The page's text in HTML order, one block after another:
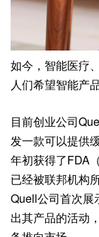
如今，智能医疗
人们希望智能产
目前创业公司
发一款可以提供
年初获得了FDA
已经被联邦机构
Quell公司首次展
出其产品的活动